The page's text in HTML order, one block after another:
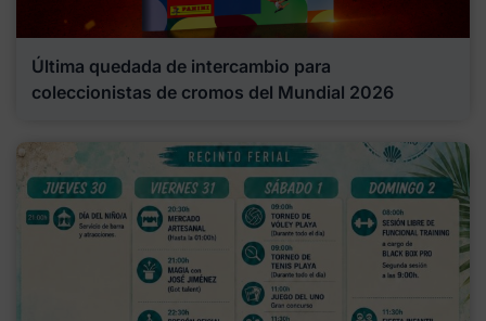
Última quedada de intercambio para
coleccionistas de cromos del Mundial 2026